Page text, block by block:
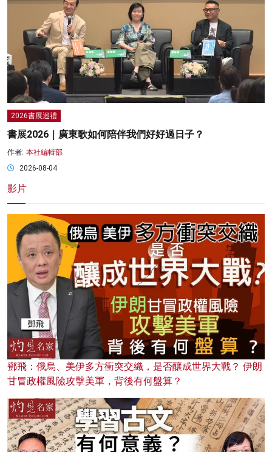
2026書展巡禮
書展2026｜廣東歌如何陪伴我們好好過日子？
作者: 本社編輯部
2026-08-04
影片
鄧飛：俄烏、美伊多方衝突交織，是否釀成世界大戰？ 伊朗
甘冒政權風險攻擊美軍，背後有何盤算？